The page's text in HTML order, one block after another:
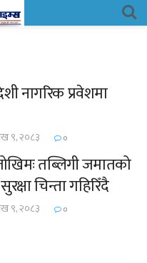
नागरिक प्रवेशमा
९, २०८३ 0
तब्लिगी जमातको
चिन्ता गहिरिँदै
९, २०८३ 0